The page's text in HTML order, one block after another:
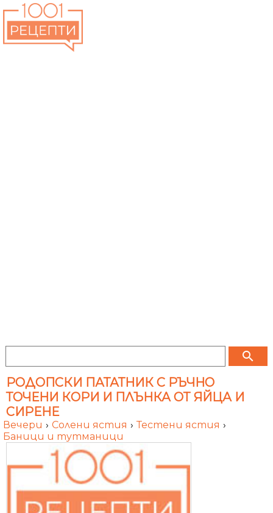
search
РОДОПСКИ ПАТАТНИК С РЪЧНО
ТОЧЕНИ КОРИ И ПЛЪНКА ОТ ЯЙЦА И
СИРЕНЕ
Вечери › Солени ястия › Тестени ястия ›
Баници и тутманици